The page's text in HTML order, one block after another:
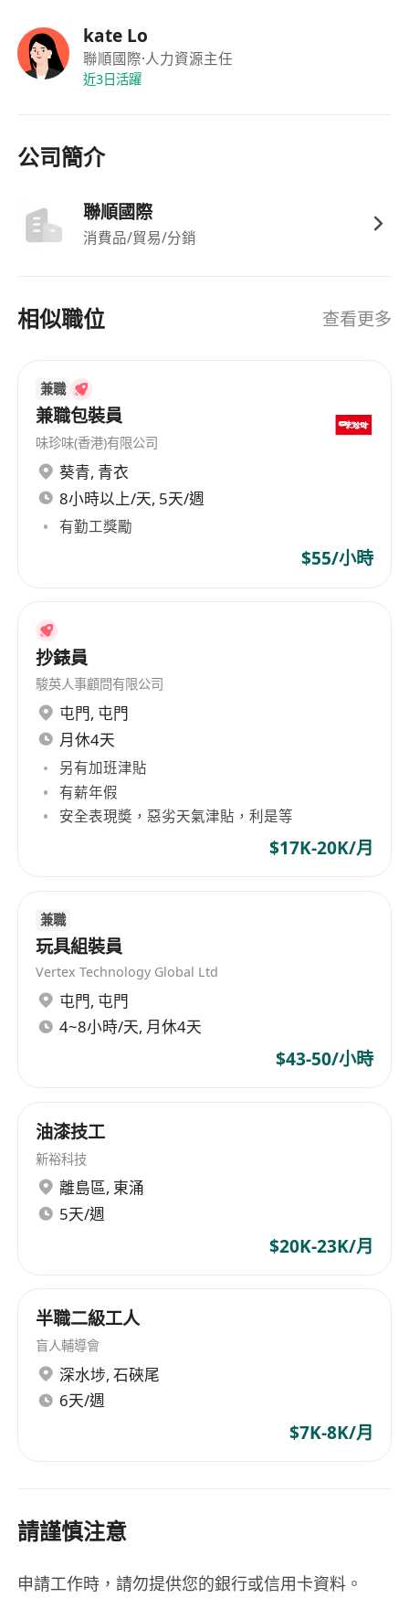
kate Lo
聯順國際·人力資源主任
近3日活躍
公司簡介
聯順國際
消費品/貿易/分銷
相似職位 查看更多
兼職
兼職包裝員
味珍味(香港)有限公司
葵青, 青衣
8小時以上/天, 5天/週
有勤工獎勵
$55/小時
抄錶員
駿英人事顧問有限公司
屯門, 屯門
月休4天
另有加班津貼
有薪年假
安全表現奬，惡劣天氣津貼，利是等
$17K-20K/月
兼職
玩具組裝員
Vertex Technology Global Ltd
屯門, 屯門
4~8小時/天, 月休4天
$43-50/小時
油漆技工
新裕科技
離島區, 東涌
5天/週
$20K-23K/月
半職二級工人
盲人輔導會
深水埗, 石硤尾
6天/週
$7K-8K/月
請謹慎注意
申請工作時，請勿提供您的銀行或信用卡資料。